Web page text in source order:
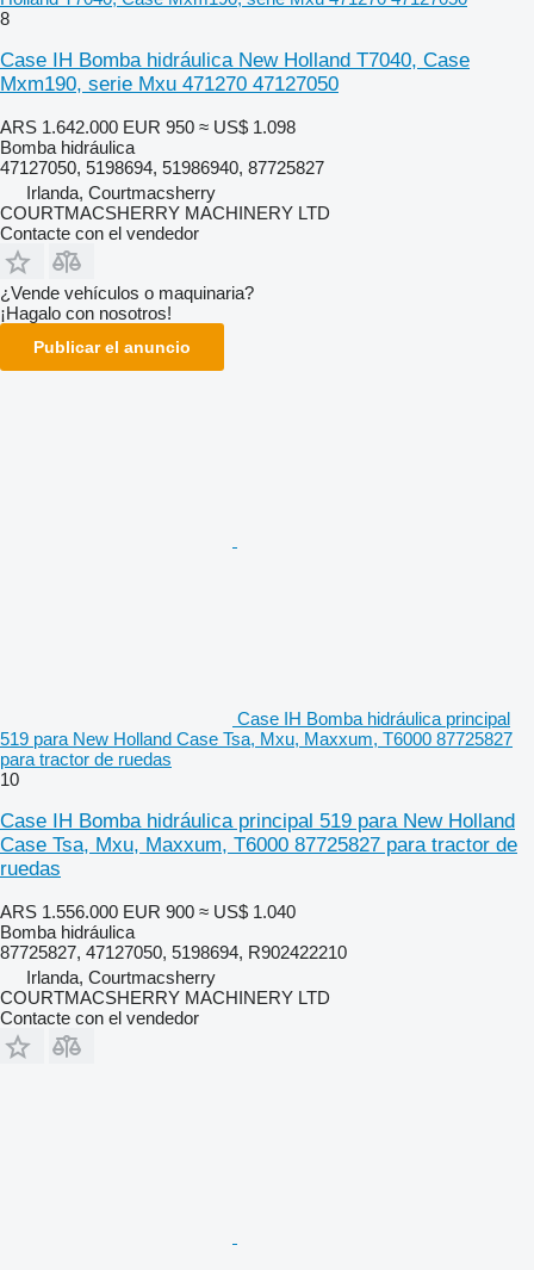
8
Case IH Bomba hidráulica New Holland T7040, Case
Mxm190, serie Mxu 471270 47127050
ARS 1.642.000 EUR 950 ≈ US$ 1.098
Bomba hidráulica
47127050, 5198694, 51986940, 87725827
Irlanda, Courtmacsherry
COURTMACSHERRY MACHINERY LTD
Contacte con el vendedor
¿Vende vehículos o maquinaria?
¡Hagalo con nosotros!
Publicar el anuncio
Case IH Bomba hidráulica principal
519 para New Holland Case Tsa, Mxu, Maxxum, T6000 87725827
para tractor de ruedas
10
Case IH Bomba hidráulica principal 519 para New Holland
Case Tsa, Mxu, Maxxum, T6000 87725827 para tractor de
ruedas
ARS 1.556.000 EUR 900 ≈ US$ 1.040
Bomba hidráulica
87725827, 47127050, 5198694, R902422210
Irlanda, Courtmacsherry
COURTMACSHERRY MACHINERY LTD
Contacte con el vendedor